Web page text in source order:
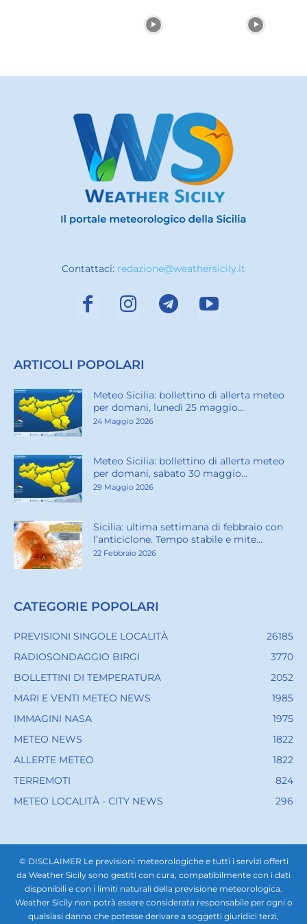
Contattaci: redazione@weathersicily.it
ARTICOLI POPOLARI
Meteo Sicilia: bollettino di allerta meteo
per domani, lunedì 25 maggio...
24 Maggio 2026
Meteo Sicilia: bollettino di allerta meteo
per domani, sabato 30 maggio...
29 Maggio 2026
Sicilia: ultima settimana di febbraio con
l’anticiclone. Tempo stabile e mite...
22 Febbraio 2026
CATEGORIE POPOLARI
PREVISIONI SINGOLE LOCALITÀ
26185
RADIOSONDAGGIO BIRGI
3770
BOLLETTINI DI TEMPERATURA
2052
MARI E VENTI METEO NEWS
1985
IMMAGINI NASA
1975
METEO NEWS
1822
ALLERTE METEO
1822
TERREMOTI
824
METEO LOCALITÀ - CITY NEWS
296
© DISCLAIMER Le previsioni meteorologiche e tutti i servizi offerti
da Weather Sicily sono gestiti con cura, compatibilmente con i dati
disponibili e con i limiti naturali della previsione meteorologica.
Weather Sicily non potrà essere considerata responsabile per ogni o
qualsiasi danno che potesse derivare a soggetti giuridici terzi,